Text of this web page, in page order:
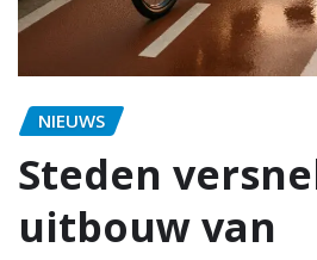
NIEUWS
Steden
uitbouw van